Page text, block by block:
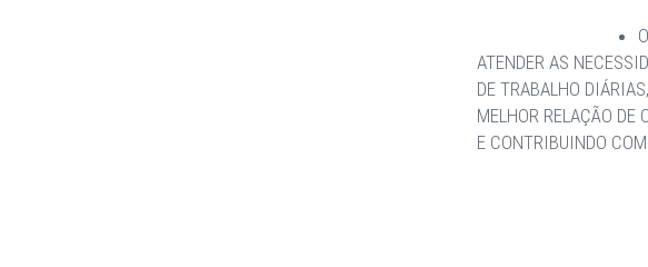
ATENDER AS
DE TRABALHO
MELHOR RELAÇÃO DE
E CONTRIBUINDO